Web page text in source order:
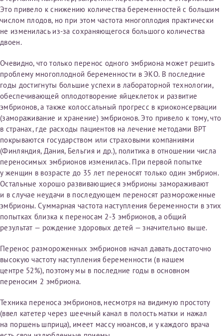
Это привело к снижению количества беременностей с большим
числом плодов, но при этом частота многоплодия практически
не изменилась из-за сохраняющегося большого количества
двоен.
Очевидно, что только перенос одного эмбриона может решить
проблему многоплодной беременности в ЭКО. В последние
годы достигнуты большие успехи в лабораторной технологии,
обеспечивающей оплодотворение яйцеклеток и развитие
эмбрионов, а также колоссальный прогресс в криоконсервации
(замораживание и хранение) эмбрионов. Это привело к тому, что
в странах, где расходы пациентов на лечение методами ВРТ
покрываются государством или страховыми компаниями
(Финляндия, Дания, Бельгия и др.), политика в отношении числа
переносимых эмбрионов изменилась. При первой попытке
у женщин в возрасте до 35 лет переносят только один эмбрион.
Остальные хорошо развивающиеся эмбрионы замораживают
и в случае неудачи в последующем переносят размороженные
эмбрионы. Суммарная частота наступления беременности в этих
попытках близка к переносам 2-3 эмбрионов, а общий
результат — рождение здоровых детей — значительно выше.
Перенос размороженных эмбрионов начал давать достаточно
высокую частоту наступления беременности (в нашем
центре 52%), поэтому мы в последние годы в основном
переносим 2 эмбриона.
Техника переноса эмбрионов, несмотря на видимую простоту
(ввел катетер через шеечный канал в полость матки и нажал
на поршень шприца), имеет массу нюансов, и у каждого врача
Нажимая кнопку "Отправить" соглашаюсь сПолитикой
конфиденциальности
Я подтверждаю свое согласие на передачу указанной мной